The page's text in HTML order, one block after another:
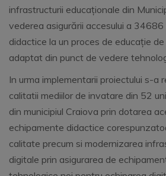
infrastructurii educaționale din
vederea asigurării accesului a
didactice la un proces de educație
adaptat din punct de vedere
In urma implementarii proiectului s-a
calitatii mediilor de invatare din 52
din municipiul Craiova prin dotarea
echipamente didactice
calitate precum si modernizarea
digitale prin asigurarea de